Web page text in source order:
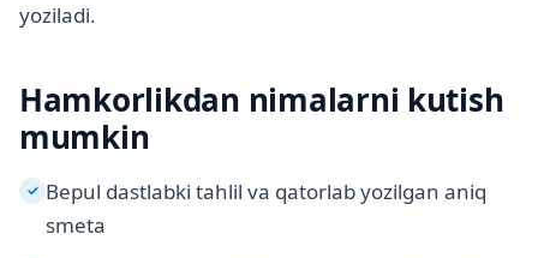
yoziladi.
Hamkorlikdan nimalarni kutish
mumkin
✓ Bepul dastlabki tahlil va qatorlab yozilgan aniq
smeta